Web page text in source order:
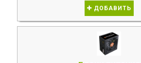
ДОБАВИТЬ